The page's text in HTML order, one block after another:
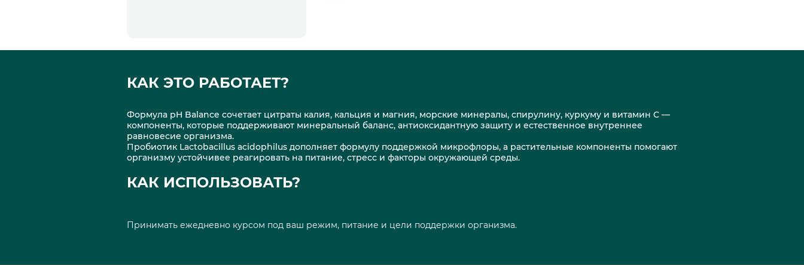
КАК ЭТО РАБОТАЕТ?
Формула pH Balance сочетает цитраты калия, кальция и магния, морские минералы, спирулину, куркуму и витамин C —
компоненты, которые поддерживают минеральный баланс, антиоксидантную защиту и естественное внутреннее
равновесие организма.
Пробиотик Lactobacillus acidophilus дополняет формулу поддержкой микрофлоры, а растительные компоненты помогают
организму устойчивее реагировать на питание, стресс и факторы окружающей среды.
КАК ИСПОЛЬЗОВАТЬ?
Принимать ежедневно курсом под ваш режим, питание и цели поддержки организма.